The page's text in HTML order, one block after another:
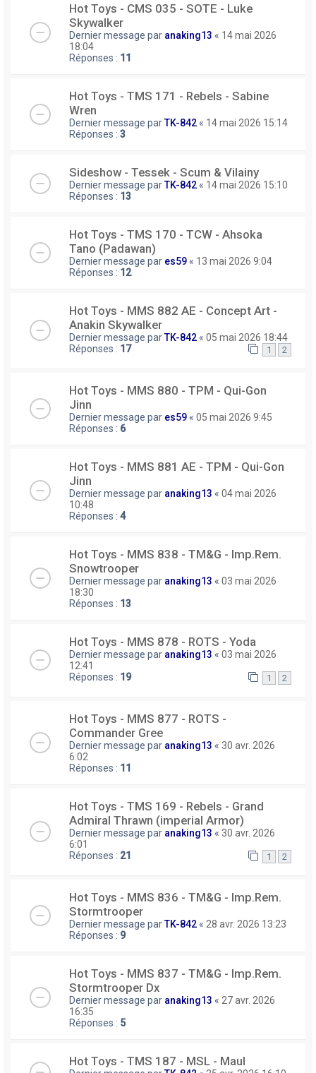
Hot Toys - CMS 035 - SOTE - Luke
Skywalker
Dernier message par anaking13 « 14 mai 2026
18:04
Réponses : 11
Hot Toys - TMS 171 - Rebels - Sabine
Wren
Dernier message parTK-842 « 14 mai 2026 15:14
Réponses : 3
Sideshow - Tessek - Scum & Vilainy
Dernier message parTK-842 « 14 mai 2026 15:10
Réponses : 13
Hot Toys - TMS 170 - TCW - Ahsoka
Tano (Padawan)
Dernier message par es59 « 13 mai 2026 9:04
Réponses : 12
Hot Toys - MMS 882 AE - Concept Art -
Anakin Skywalker
Dernier message parTK-842 « 05 mai 2026 18:44
Réponses : 17 1 2
Hot Toys - MMS 880 - TPM - Qui-Gon
Jinn
Dernier message par es59 « 05 mai 2026 9:45
Réponses : 6
Hot Toys - MMS 881 AE - TPM - Qui-Gon
Jinn
Dernier message par anaking13 « 04 mai 2026
10:48
Réponses : 4
Hot Toys - MMS 838 - TM&G - Imp.Rem.
Snowtrooper
Dernier message par anaking13 « 03 mai 2026
18:30
Réponses : 13
Hot Toys - MMS 878 - ROTS - Yoda
Dernier message par anaking13 « 03 mai 2026
12:41
Réponses : 19 1 2
Hot Toys - MMS 877 - ROTS -
Commander Gree
Dernier message par anaking13 « 30 avr. 2026
6:02
Réponses : 11
Hot Toys - TMS 169 - Rebels - Grand
Admiral Thrawn (imperial Armor)
Dernier message par anaking13 « 30 avr. 2026
6:01
Réponses : 21 1 2
Hot Toys - MMS 836 - TM&G - Imp.Rem.
Stormtrooper
Dernier message parTK-842 « 28 avr. 2026 13:23
Réponses : 9
Hot Toys - MMS 837 - TM&G - Imp.Rem.
Stormtrooper Dx
Dernier message par anaking13 « 27 avr. 2026
16:35
Réponses : 5
Hot Toys - TMS 187 - MSL - Maul